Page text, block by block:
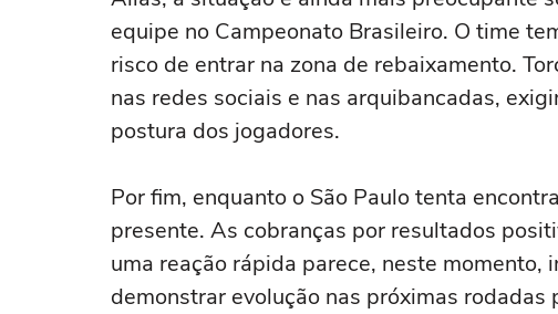
equipe no Campeonato Brasileiro. O time
risco de entrar na zona de rebaixamento.
nas redes sociais e nas arquibancadas,
postura dos jogadores.
Por fim, enquanto o São Paulo tenta
presente. As cobranças por resultados
uma reação rápida parece, neste momento,
demonstrar evolução nas próximas